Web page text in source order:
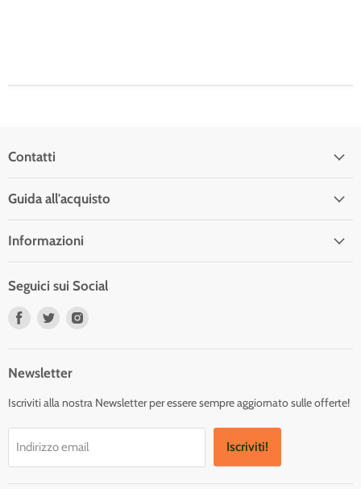
Contatti
Guida all'acquisto
Informazioni
Seguici sui Social
Trovaci
Trovaci
Newsletter
Iscriviti alla nostra Newsletter per essere sempre aggiornato sulle offerte!
Indirizzo email Iscriviti!